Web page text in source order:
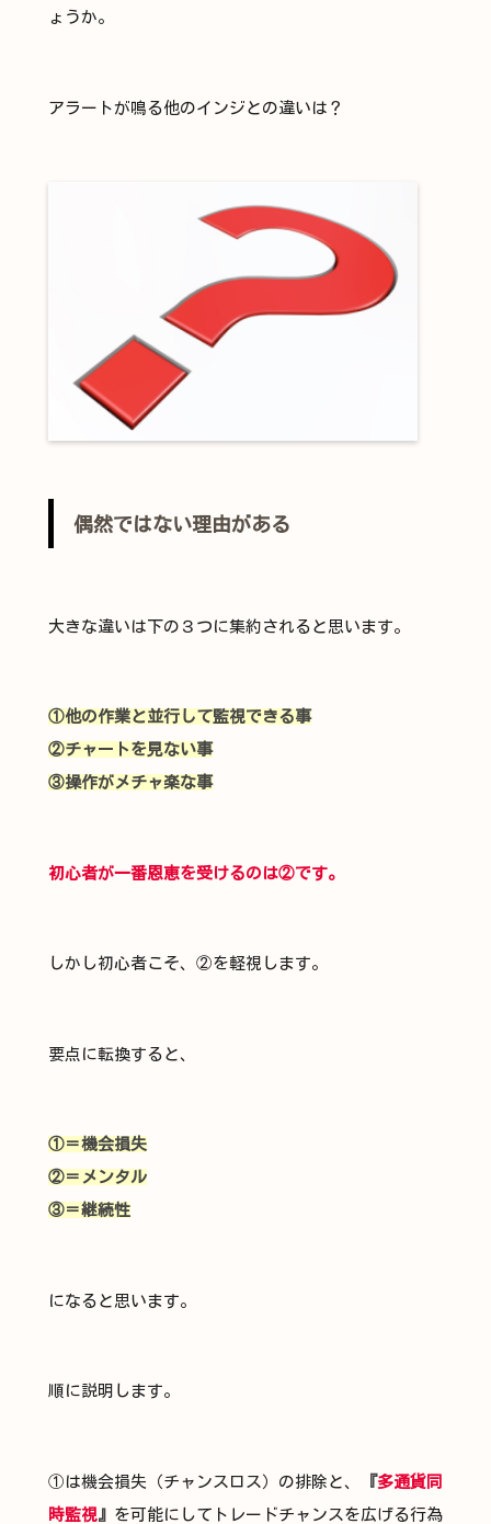
ょうか。
アラートが鳴る他のインジとの違いは？
偶然ではない理由がある
大きな違いは下の３つに集約されると思います。
①他の作業と並行して監視できる事
②チャートを見ない事
③操作がメチャ楽な事
初心者が一番恩恵を受けるのは②です。
しかし初心者こそ、②を軽視します。
要点に転換すると、
①＝機会損失
②＝メンタル
③＝継続性
になると思います。
順に説明します。
①は機会損失（チャンスロス）の排除と、 『多通貨同
時監視』 を可能にしてトレードチャンスを広げる行為